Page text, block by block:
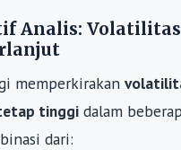
Analis:
memperkirakan
tinggi dalam
dari: